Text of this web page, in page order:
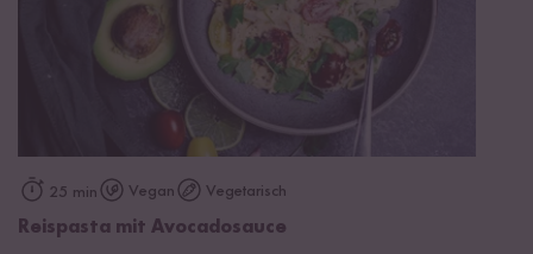
25 min Vegan Vegetarisch
Reispasta mit Avocadosauce